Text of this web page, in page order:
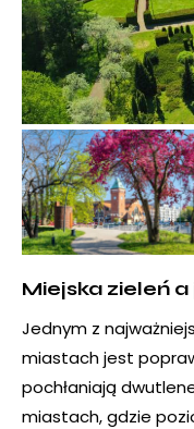
Miejska zieleń
Jednym z
miastach jest
pochłaniają
miastach, gdzie